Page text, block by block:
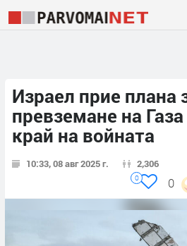
Израел прие плана
превземане на
край на войната
10:33, 08 авг 2025 г. 2,306
0
0